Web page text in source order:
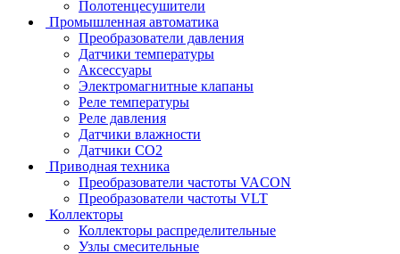
Полотенцесушители
Промышленная автоматика
Преобразователи давления
Датчики температуры
Аксессуары
Электромагнитные клапаны
Реле температуры
Реле давления
Датчики влажности
Датчики CO2
Приводная техника
Преобразователи частоты VACON
Преобразователи частоты VLT
Коллекторы
Коллекторы распределительные
Узлы смесительные